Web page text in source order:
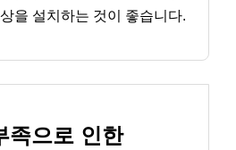
을 설치하는 것이 좋습니다.
족으로 인한